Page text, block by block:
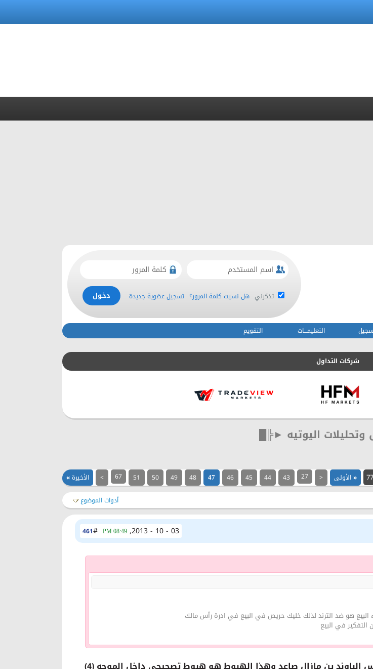
تذكرني هل نسيت كلمة المرور؟ تسجيل عضوية جديدة
التعليمـــات التقويم
شركات التداول
اليوتيه ►╠█
«الأولى <
27
43
44
45
46
47
48
49
50
51
67
> الأخيرة»
أدوات الموضوع
461# 03 - 10 - 2013,
08:49 PM
البيع هو ضد الترند لذلك خليك حريص في البيع في ادرة رأس مالك
التفكير في البيع